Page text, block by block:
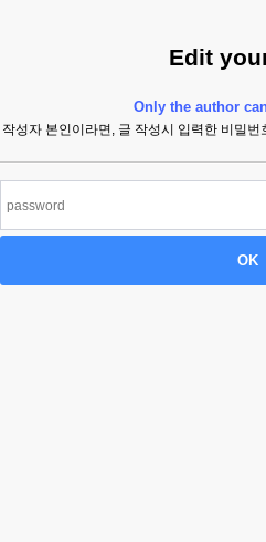
Edit
Only the author
작성자 본인이라면, 글 작성시 입력한 비밀